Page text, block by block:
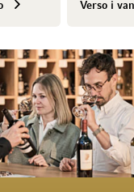
Verso i